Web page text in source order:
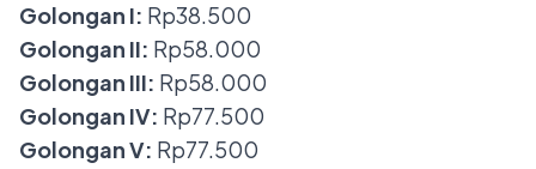
Golongan I: Rp38.500
Golongan II: Rp58.000
Golongan III: Rp58.000
Golongan IV: Rp77.500
Golongan V: Rp77.500